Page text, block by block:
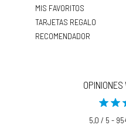
MIS FAVORITOS
TARJETAS REGALO
RECOMENDADOR
OPINIONES
5,0 / 5 -